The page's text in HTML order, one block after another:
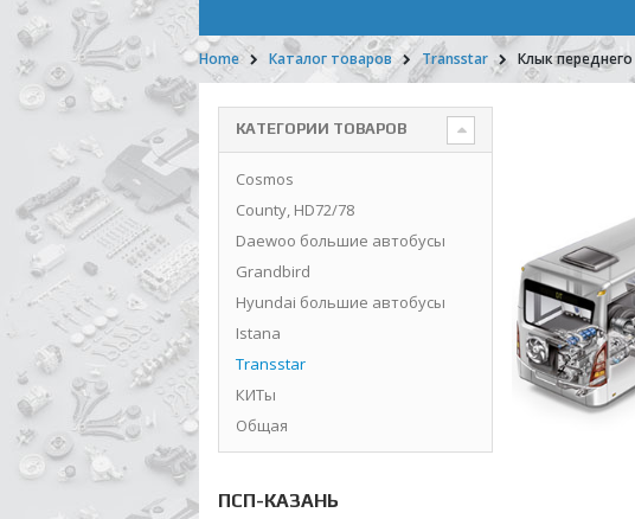
Home Каталог товаров Transstar Клык
КАТЕГОРИИ ТОВАРОВ
Cosmos
County, HD72/78
Daewoo большие автобусы
Grandbird
Hyundai большие автобусы
Istana
Transstar
КИТы
Общая
ПСП-КАЗАНЬ